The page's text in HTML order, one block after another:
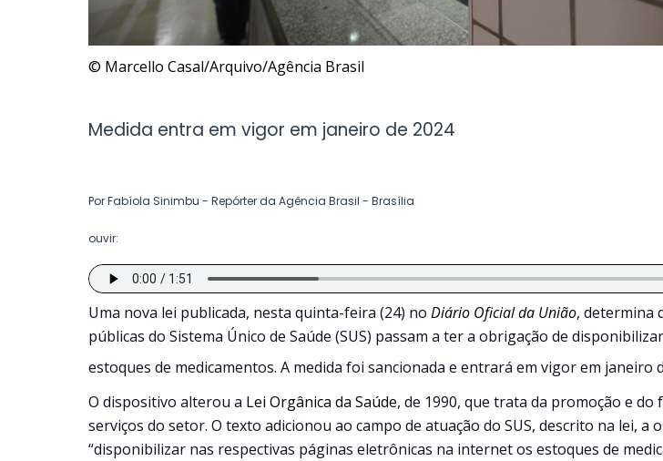
© Marcello Casal/Arquivo/Agência Brasil
Medida entra em vigor em janeiro de 2024
Por Fabíola Sinimbu - Repórter da Agência Brasil - Brasília
ouvir:
Uma nova lei publicada, nesta quinta-feira (24) no Diário Oficial da União, determina
públicas do Sistema Único de Saúde (SUS) passam a ter a obrigação de
estoques de medicamentos. A medida foi sancionada e entrará em vigor em janeiro
O dispositivo alterou a Lei Orgânica da Saúde, de 1990, que trata da promoção e
serviços do setor. O texto adicionou ao campo de atuação do SUS, descrito na lei, a
“disponibilizar nas respectivas páginas eletrônicas na internet os estoques de